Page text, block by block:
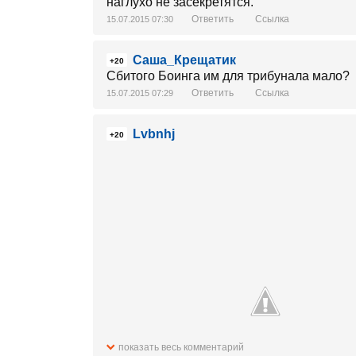
15.07.2015 07:30 Ответить Ссылка
+20
Саша_Крещатик
Сбитого Боинга им для трибунала мало?
15.07.2015 07:29 Ответить Ссылка
+20 Lvbnhj
показать весь комментарий